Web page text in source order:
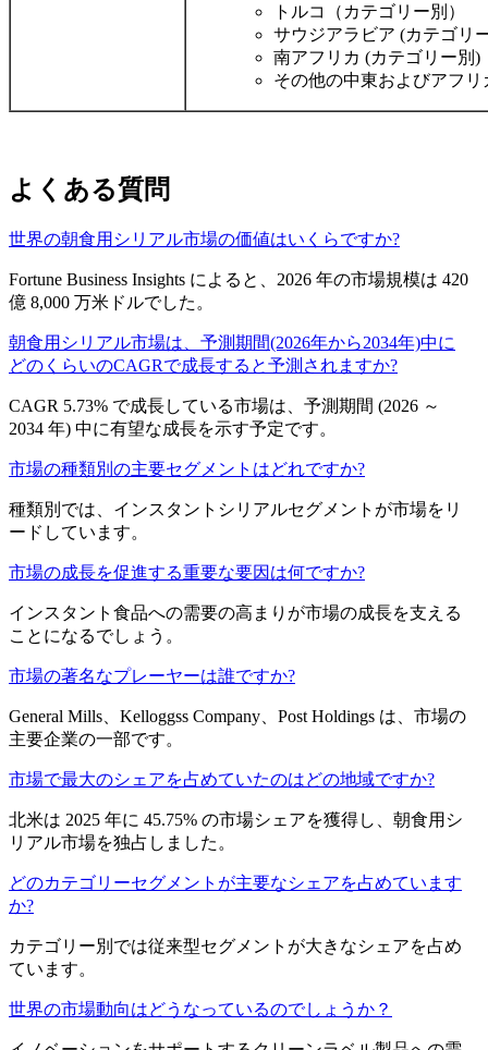
トルコ（カテゴリー別）
サウジアラビア (カテゴリ
南アフリカ (カテゴリー別)
その他の中東およびアフ
よくある質問
世界の朝食用シリアル市場の価値はいくらですか?
Fortune Business Insights によると、2026 年の市場規模は 420
億 8,000 万米ドルでした。
朝食用シリアル市場は、予測期間(2026年から2034年)中に
どのくらいのCAGRで成長すると予測されますか?
CAGR 5.73% で成長している市場は、予測期間 (2026 ～
2034 年) 中に有望な成長を示す予定です。
市場の種類別の主要セグメントはどれですか?
種類別では、インスタントシリアルセグメントが市場をリ
ードしています。
市場の成長を促進する重要な要因は何ですか?
インスタント食品への需要の高まりが市場の成長を支える
ことになるでしょう。
市場の著名なプレーヤーは誰ですか?
General Mills、Kelloggss Company、Post Holdings は、市場の
主要企業の一部です。
市場で最大のシェアを占めていたのはどの地域ですか?
北米は 2025 年に 45.75% の市場シェアを獲得し、朝食用シ
リアル市場を独占しました。
どのカテゴリーセグメントが主要なシェアを占めています
か?
カテゴリー別では従来型セグメントが大きなシェアを占め
ています。
世界の市場動向はどうなっているのでしょうか？